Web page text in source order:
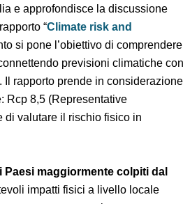
e approfondisce la
a gennaio il rapporto “
Il documento si pone l’obiettivo di
decenni, connettendo
impatto su 105 Paesi. Il
a concentrazione di CO2
ad alte emissioni ci
dei Paesi maggiormente colpiti
notevoli impatti fisici a livello